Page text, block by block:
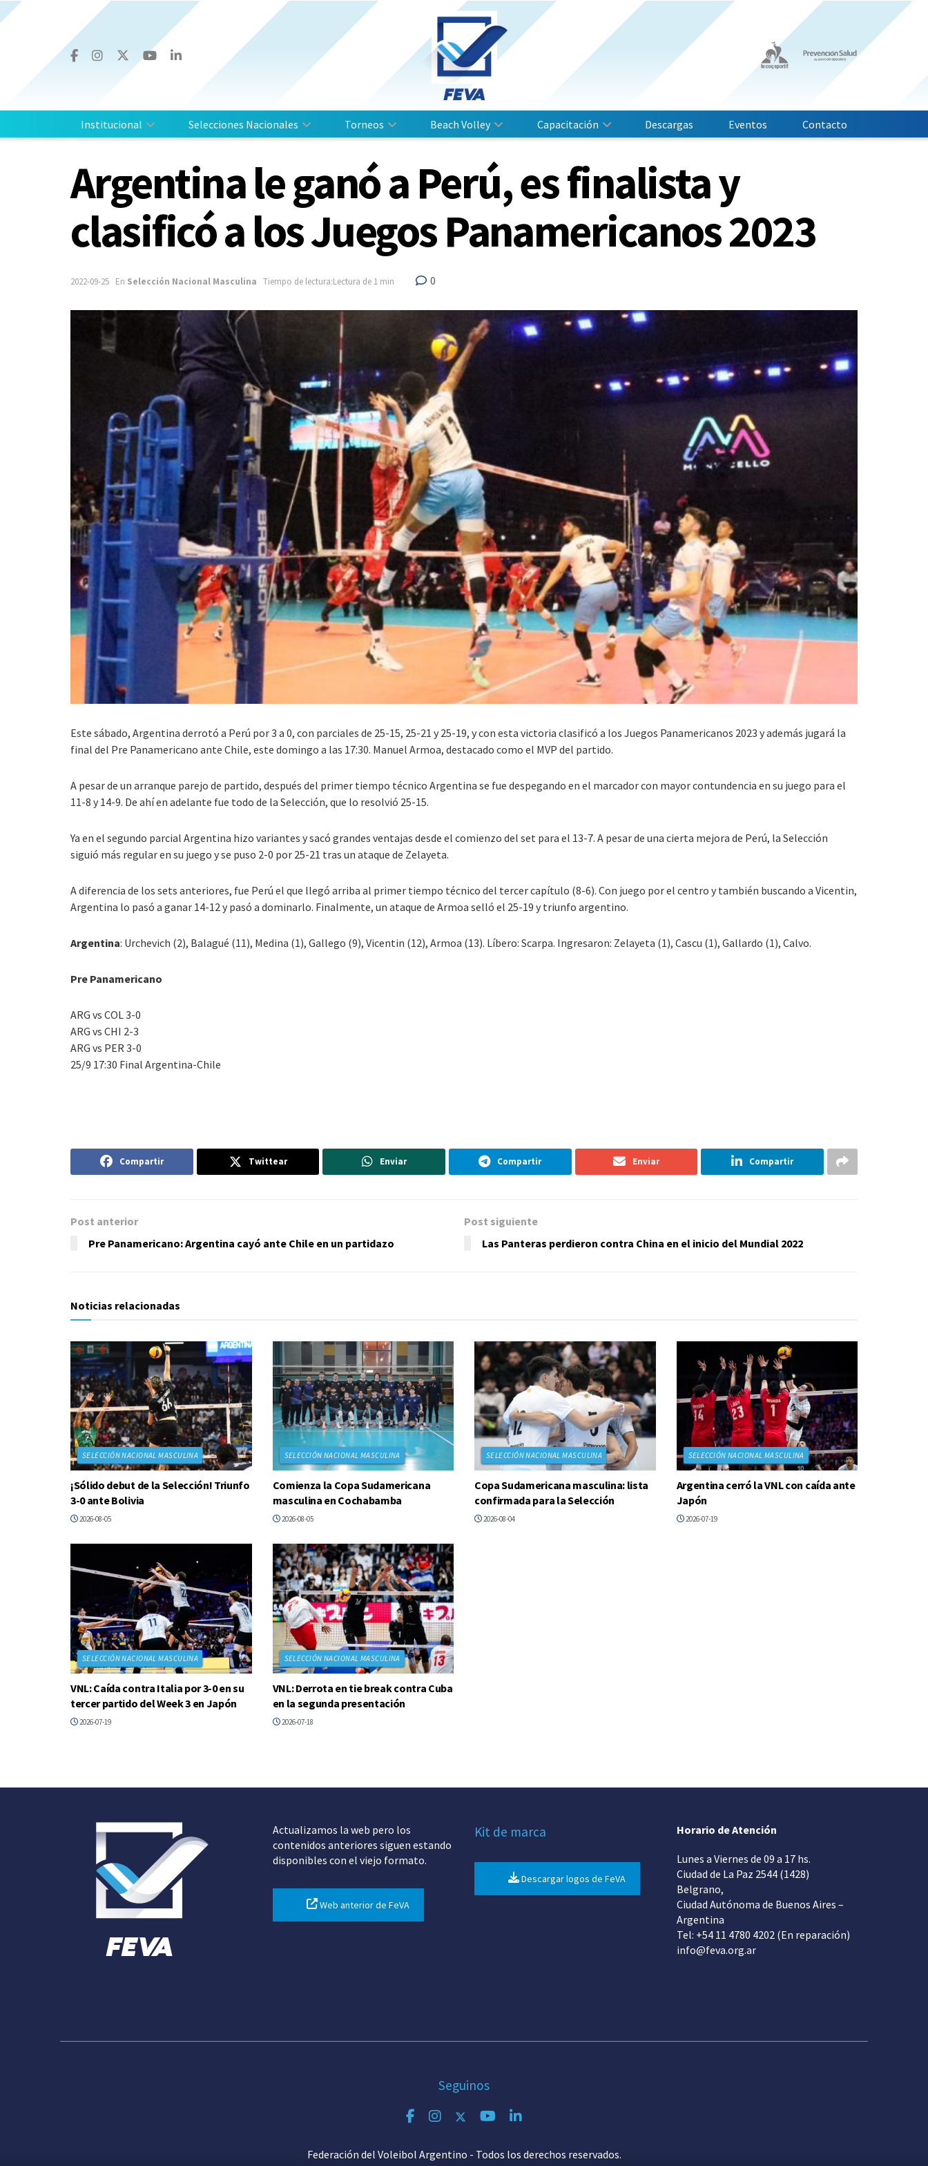
Institucional Selecciones Nacionales Torneos Beach Volley Capacitación Descargas Eventos Contacto
Argentina le ganó a Perú, es finalista y
clasificó a los Juegos Panamericanos 2023
2022-09-25 En Selección Nacional Masculina Tiempo de lectura:Lectura de 1 min 0
Este sábado, Argentina derrotó a Perú por 3 a 0, con parciales de 25-15, 25-21 y 25-19, y con esta victoria clasificó a los Juegos Panamericanos 2023 y además jugará la
final del Pre Panamericano ante Chile, este domingo a las 17:30. Manuel Armoa, destacado como el MVP del partido.
A pesar de un arranque parejo de partido, después del primer tiempo técnico Argentina se fue despegando en el marcador con mayor contundencia en su juego para el
11-8 y 14-9. De ahí en adelante fue todo de la Selección, que lo resolvió 25-15.
Ya en el segundo parcial Argentina hizo variantes y sacó grandes ventajas desde el comienzo del set para el 13-7. A pesar de una cierta mejora de Perú, la Selección
siguió más regular en su juego y se puso 2-0 por 25-21 tras un ataque de Zelayeta.
A diferencia de los sets anteriores, fue Perú el que llegó arriba al primer tiempo técnico del tercer capítulo (8-6). Con juego por el centro y también buscando a Vicentin,
Argentina lo pasó a ganar 14-12 y pasó a dominarlo. Finalmente, un ataque de Armoa selló el 25-19 y triunfo argentino.
Argentina: Urchevich (2), Balagué (11), Medina (1), Gallego (9), Vicentin (12), Armoa (13). Líbero: Scarpa. Ingresaron: Zelayeta (1), Cascu (1), Gallardo (1), Calvo.
Pre Panamericano
ARG vs COL 3-0
ARG vs CHI 2-3
ARG vs PER 3-0
25/9 17:30 Final Argentina-Chile
Compartir Twittear Enviar Compartir Enviar Compartir
Post anterior
Pre Panamericano: Argentina cayó ante Chile en un partidazo
Post siguiente
Las Panteras perdieron contra China en el inicio del Mundial 2022
Noticias relacionadas
SELECCIÓN NACIONAL MASCULINA
¡Sólido debut de la Selección! Triunfo
3-0 ante Bolivia
2026-08-05
SELECCIÓN NACIONAL MASCULINA
Comienza la Copa Sudamericana
masculina en Cochabamba
2026-08-05
SELECCIÓN NACIONAL MASCULINA
Copa Sudamericana masculina: lista
confirmada para la Selección
2026-08-04
SELECCIÓN NACIONAL MASCULINA
Argentina cerró la VNL con caída ante
Japón
2026-07-19
SELECCIÓN NACIONAL MASCULINA
VNL: Caída contra Italia por 3-0 en su
tercer partido del Week 3 en Japón
2026-07-19
SELECCIÓN NACIONAL MASCULINA
VNL: Derrota en tie break contra Cuba
en la segunda presentación
2026-07-18
Actualizamos la web pero los
contenidos anteriores siguen estando
disponibles con el viejo formato.
Web anterior de FeVA
Kit de marca
Descargar logos de FeVA
Horario de Atención
Lunes a Viernes de 09 a 17 hs.
Ciudad de La Paz 2544 (1428)
Belgrano,
Ciudad Autónoma de Buenos Aires –
Argentina
Tel: +54 11 4780 4202 (En reparación)
info@feva.org.ar
Seguinos
Federación del Voleibol Argentino - Todos los derechos reservados.